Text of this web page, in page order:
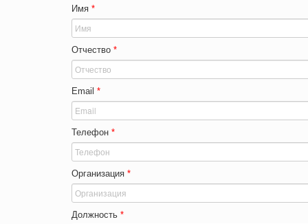
Имя *
Отчество *
Email *
Телефон *
Организация *
Должность *